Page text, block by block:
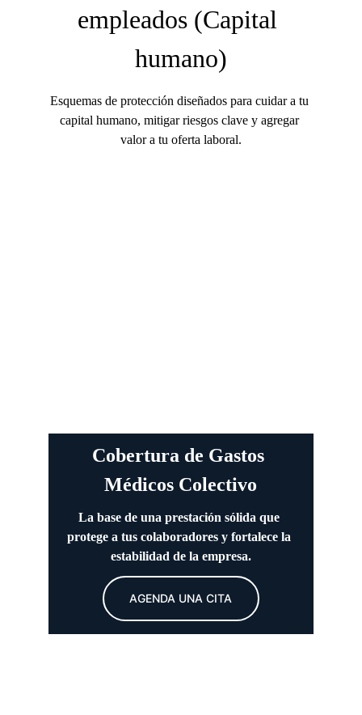
empleados (Capital
humano)
Esquemas de protección diseñados para cuidar a tu
capital humano, mitigar riesgos clave y agregar
valor a tu oferta laboral.
Cobertura de Gastos
Médicos Colectivo
AGENDA UNA CITA
La base de una prestación sólida que
protege a tus colaboradores y fortalece la
estabilidad de la empresa.